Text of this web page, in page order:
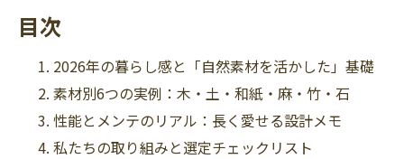
目次
2026年の暮らし感と「自然素材を活かした」基礎
素材別6つの実例：木・土・和紙・麻・竹・石
性能とメンテのリアル：長く愛せる設計メモ
私たちの取り組みと選定チェックリスト